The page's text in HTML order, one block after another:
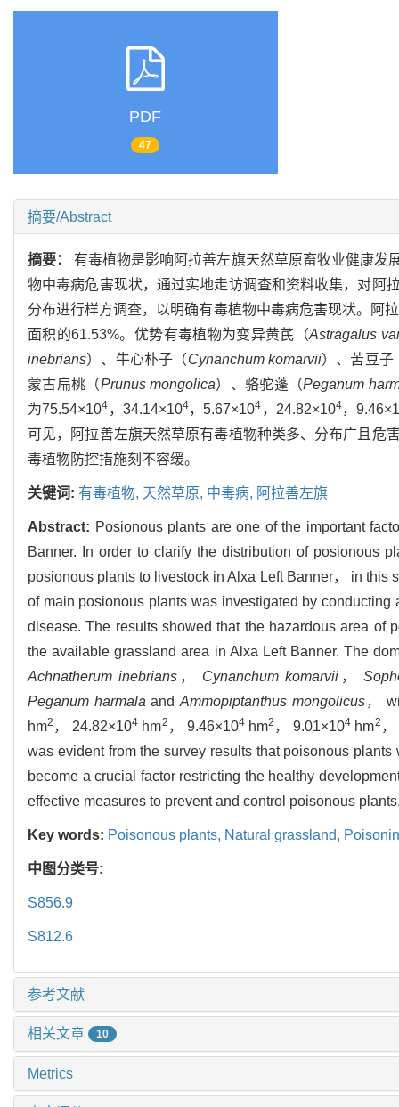
PDF
47
摘要/Abstract
摘要：有毒植物是影响阿拉善左旗天然草原畜牧业健康发
物中毒病危害现状，通过实地走访调查和资料收集，对阿
分布进行样方调查，以明确有毒植物中毒病危害现状。阿
面积的61.53%。优势有毒植物为变异黄芪（Astragalus
inebrians）、牛心朴子（Cynanchum komarvii）、苦豆子
蒙古扁桃（Prunus mongolica）、骆驼蓬（Peganum
为75.54×104 ，34.14×104，5.67×104 ，24.82×104，
可见，阿拉善左旗天然草原有毒植物种类多、分布广且危
毒植物防控措施刻不容缓。
关键词: 有毒植物, 天然草原, 中毒病, 阿拉善左旗
Abstract: Posionous plants are one of the important
Banner. In order to clarify the distribution of posionous
posionous plants to livestock in Alxa Left Banner， in
of main posionous plants was investigated by
disease. The results showed that the hazardous area of
the available grassland area in Alxa Left Banner. The
Achnatherum inebrians， Cynanchum komarvii，
Peganum harmala and Ammopiptanthus mongolicus，
hm2 ， 24.82×104 hm2 ， 9.46×104hm2 ， 9.01×104 hm2
was evident from the survey results that poisonous
become a crucial factor restricting the healthy
effective measures to prevent and control poisonous
Key words: Poisonous plants, Natural grassland,
中图分类号:
S856.9
S812.6
参考文献
相关文章 10
Metrics